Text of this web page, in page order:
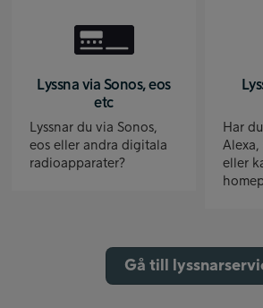
Lyssna via Sonos, eos
etc
Lyssnar du via Sonos,
eos eller andra digitala
radioapparater?
Har
Alexa,
eller
Gå till